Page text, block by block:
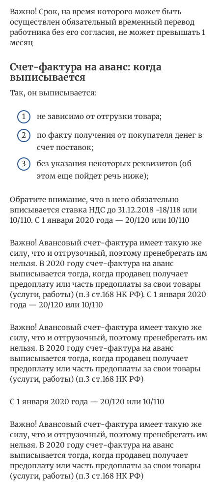
Важно! Срок, на время которого может быть
осуществлен обязательный временный перевод
работника без его согласия, не может превышать 1
месяц
Счет-фактура на аванс: когда
выписывается
Так, он выписывается:
не зависимо от отгрузки товара;
по факту получения от покупателя денег в
счет поставок;
без указания некоторых реквизитов (об
этом еще пойдет речь ниже);
Обратите внимание, что в него обязательно
вписывается ставка НДС до 31.12.2018 -18/118 или
10/110. С 1 января 2020 года — 20/120 или 10/110
Важно! Авансовый счет-фактура имеет такую же
силу, что и отгрузочный, поэтому пренебрегать им
нельзя. В 2020 году счет-фактура на аванс
выписывается тогда, когда продавец получает
предоплату или часть предоплаты за свои товары
(услуги, работы) (п.3 ст.168 НК РФ). С 1 января 2020
года — 20/120 или 10/110
Важно! Авансовый счет-фактура имеет такую же
силу, что и отгрузочный, поэтому пренебрегать им
нельзя. В 2020 году счет-фактура на аванс
выписывается тогда, когда продавец получает
предоплату или часть предоплаты за свои товары
(услуги, работы) (п.3 ст.168 НК РФ)
С 1 января 2020 года — 20/120 или 10/110
Важно! Авансовый счет-фактура имеет такую же
силу, что и отгрузочный, поэтому пренебрегать им
нельзя. В 2020 году счет-фактура на аванс
выписывается тогда, когда продавец получает
предоплату или часть предоплаты за свои товары
(услуги, работы) (п.3 ст.168 НК РФ)